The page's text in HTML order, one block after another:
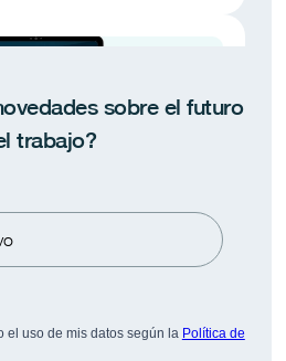
Tiempo 2026
sobre el futuro
trabajo?
el uso de mis datos según la Política de